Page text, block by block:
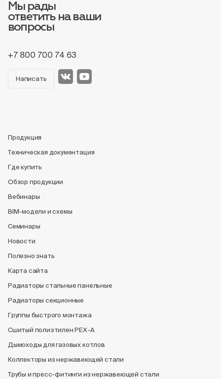
Мы рады
ответить на ваши
вопросы
+7 800 700 74 63
Написать
Продукция
Техническая документация
Где купить
Обзор продукции
Вебинары
BIM-модели и схемы
Семинары
Новости
Полезно знать
Карта сайта
Радиаторы стальные панельные
Радиаторы секционные
Группы быстрого монтажа
Сшитый полиэтилен PEX-A
Дымоходы для газовых котлов
Коллекторы из нержавеющей стали
Трубы и пресс-фитинги из нержавеющей стали